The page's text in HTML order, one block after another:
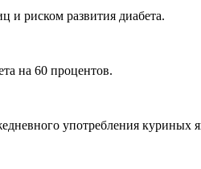
и риском развития диабета.
на 60 процентов.
употребления куриных